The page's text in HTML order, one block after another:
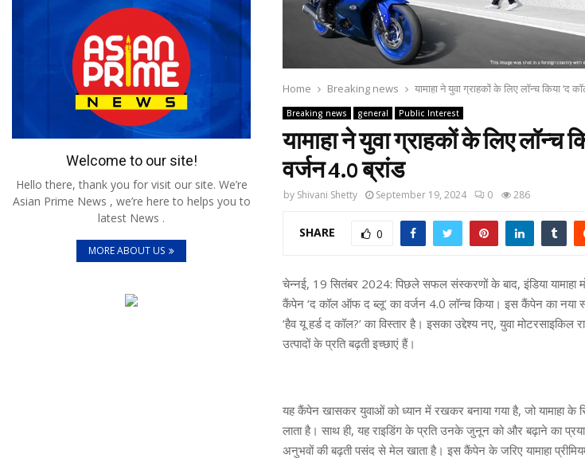
Home Breaking news यामाहा ने युवा ग्राहकों के लिए लॉन्च किया ‘द
Breaking news general Public Interest
यामाहा ने युवा ग्राहकों के लिए लॉन्च
वर्जन 4.0 ब्रांड
by Shivani Shetty September 19, 2024 0 286
SHARE 0
चेन्नई, 19 सितंबर 2024: पिछले सफल संस्करणों के बाद, इंडिया
कैंपेन ‘द कॉल ऑफ द ब्लू’ का वर्जन 4.0 लॉन्च किया। इस कैंपेन का नया
‘हैव यू हर्ड द कॉल?’ का विस्तार है। इसका उद्देश्य नए, युवा मोटरसाइकिल
उत्पादों के प्रति बढ़ती इच्छाएं हैं।
यह कैंपेन खासकर युवाओं को ध्यान में रखकर बनाया गया है, जो यामाहा के
लाता है। साथ ही, यह राइडिंग के प्रति उनके जुनून को और बढ़ाने का
अनुभवों की बढ़ती पसंद से मेल खाता है। इस कैंपेन के जरिए यामाहा
Welcome to our site!
Hello there, thank you for visit our site. We’re
Asian Prime News , we’re here to helps you to
latest News .
MORE ABOUT US